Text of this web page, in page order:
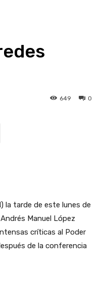
0
649
la tarde de este lunes de
Manuel López
críticas al Poder
de la conferencia